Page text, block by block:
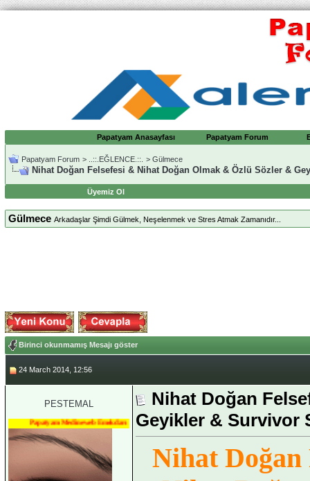
Papatyam Anasayfası Papatyam Forum
Papatyam Forum > ..::.EĞLENCE.::. > Gülmece
Nihat Doğan Felsefesi & Nihat Doğan Olmak & Özlü Sözler &
Üyemiz Ol
Gülmece Arkadaşlar Şimdi Gülmek, Neşelenmek ve Stres Atmak Zamanıdır...
Birinci okunmamış Mesajı göster
24 March 2014, 12:56
PESTEMAL
Papatyam Medineweb Emekdarı
Nihat Doğan
Geyikler & Survivor
Nihat Doğan